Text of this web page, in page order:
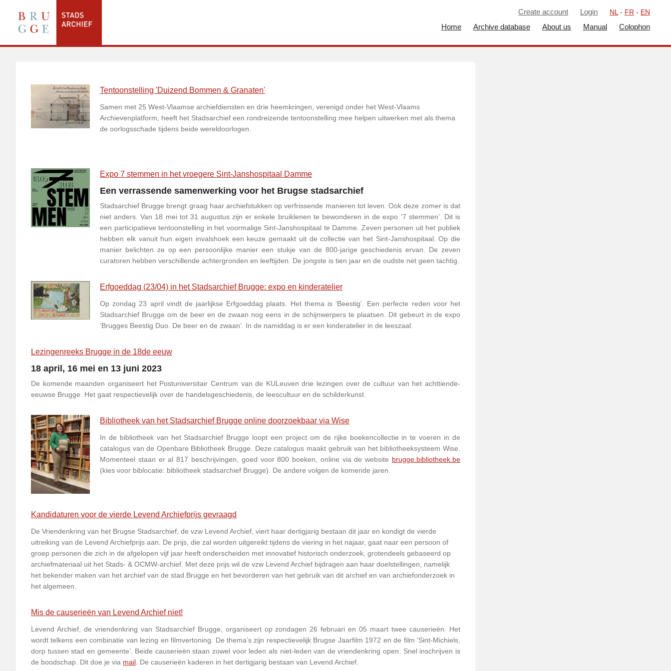
Create account Login NL - FR - EN
Home Archive database About us Manual Colophon
Tentoonstelling 'Duizend Bommen & Granaten'
Samen met 25 West-Vlaamse archiefdiensten en drie heemkringen, verenigd onder het West-Vlaams
Archievenplatform, heeft het Stadsarchief een rondreizende tentoonstelling mee helpen uitwerken met als thema
de oorlogsschade tijdens beide wereldoorlogen.
Expo 7 stemmen in het vroegere Sint-Janshospitaal Damme
Een verrassende samenwerking voor het Brugse stadsarchief
Stadsarchief Brugge brengt graag haar archiefstukken op verfrissende manieren tot leven. Ook deze zomer is dat
niet anders. Van 18 mei tot 31 augustus zijn er enkele bruiklenen te bewonderen in de expo ‘7 stemmen’. Dit is
een participatieve tentoonstelling in het voormalige Sint-Janshospitaal te Damme. Zeven personen uit het publiek
hebben elk vanuit hun eigen invalshoek een keuze gemaakt uit de collectie van het Sint-Janshospitaal. Op die
manier belichten ze op een persoonlijke manier een stukje van de 800-jarige geschiedenis ervan. De zeven
curatoren hebben verschillende achtergronden en leeftijden. De jongste is tien jaar en de oudste net geen tachtig.
Erfgoeddag (23/04) in het Stadsarchief Brugge: expo en kinderatelier
Op zondag 23 april vindt de jaarlijkse Erfgoeddag plaats. Het thema is ‘Beestig’. Een perfecte reden voor het
Stadsarchief Brugge om de beer en de zwaan nog eens in de schijnwerpers te plaatsen. Dit gebeurt in de expo
‘Brugges Beestig Duo. De beer en de zwaan’. In de namiddag is er een kinderatelier in de leeszaal.
Lezingenreeks Brugge in de 18de eeuw
18 april, 16 mei en 13 juni 2023
De komende maanden organiseert het Postuniversitair Centrum van de KULeuven drie lezingen over de cultuur van het achttiende-
eeuwse Brugge. Het gaat respectievelijk over de handelsgeschiedenis, de leescultuur en de schilderkunst.
Bibliotheek van het Stadsarchief Brugge online doorzoekbaar via Wise
In de bibliotheek van het Stadsarchief Brugge loopt een project om de rijke boekencollectie in te voeren in de
catalogus van de Openbare Bibliotheek Brugge. Deze catalogus maakt gebruik van het bibliotheeksysteem Wise.
Momenteel staan er al 817 beschrijvingen, goed voor 800 boeken, online via de website brugge.bibliotheek.be
(kies voor biblocatie: bibliotheek stadsarchief Brugge). De andere volgen de komende jaren.
Kandidaturen voor de vierde Levend Archiefprijs gevraagd
De Vriendenkring van het Brugse Stadsarchief, de vzw Levend Archief, viert haar dertigjarig bestaan dit jaar en kondigt de vierde
uitreiking van de Levend Archiefprijs aan. De prijs, die zal worden uitgereikt tijdens de viering in het najaar, gaat naar een persoon of
groep personen die zich in de afgelopen vijf jaar heeft onderscheiden met innovatief historisch onderzoek, grotendeels gebaseerd op
archiefmateriaal uit het Stads- & OCMW-archief. Met deze prijs wil de vzw Levend Archief bijdragen aan haar doelstellingen, namelijk
het bekender maken van het archief van de stad Brugge en het bevorderen van het gebruik van dit archief en van archiefonderzoek in
het algemeen.
Mis de causerieën van Levend Archief niet!
Levend Archief, de vriendenkring van Stadsarchief Brugge, organiseert op zondagen 26 februari en 05 maart twee causerieën. Het
wordt telkens een combinatie van lezing en filmvertoning. De thema’s zijn respectievelijk Brugse Jaarfilm 1972 en de film ‘Sint-Michiels,
dorp tussen stad en gemeente’. Beide causerieën staan zowel voor leden als niet-leden van de vriendenkring open. Snel inschrijven is
de boodschap. Dit doe je via mail . De causerieën kaderen in het dertigjarig bestaan van Levend Archief.